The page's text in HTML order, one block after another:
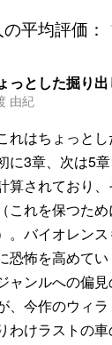
平均評価：
っとした掘り
由紀
れはちょっとし
に3章、次は5
算されており
これを保つた
。バイオレン
恐怖を高めてい
ャンルへの偏見
、今作のウィ
わけラストの